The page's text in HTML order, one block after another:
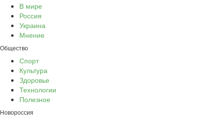
В мире
Россия
Украина
Мнение
Общество
Спорт
Культура
Здоровье
Технологии
Полезное
Новороссия